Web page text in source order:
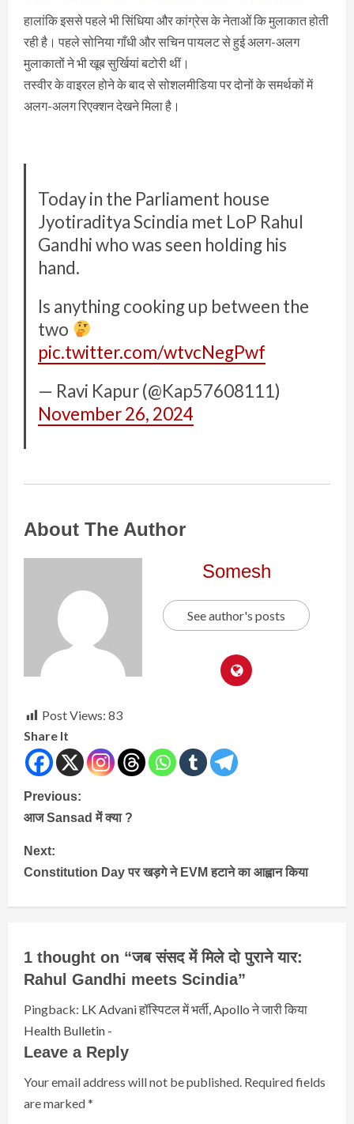
हालांकि इससे पहले भी सिंधिया और कांग्रेस के नेताओं कि मुलाकात होती
रही है। पहले सोनिया गाँधी और सचिन पायलट से हुई अलग-अलग
मुलाकातों ने भी खूब सुर्खियां बटोरी थीं।
तस्वीर के वाइरल होने के बाद से सोशलमीडिया पर दोनों के समर्थकों में
अलग-अलग रिएक्शन देखने मिला है।
Today in the Parliament house
Jyotiraditya Scindia met LoP Rahul
Gandhi who was seen holding his
hand.
Is anything cooking up between the
two
pic.twitter.com/wtvcNegPwf
— Ravi Kapur (@Kap57608111)
November 26, 2024
About The Author
Somesh
See author's posts
Post Views: 83
Share It
Continue
Previous:
आज Sansad में क्या ?
Next:
Constitution Day पर खड़गे ने EVM हटाने का आह्वान किया
1 thought on “जब संसद में मिले दो पुराने यार:
Rahul Gandhi meets Scindia”
Pingback: LK Advani हॉस्पिटल में भर्ती, Apollo ने जारी किया
Health Bulletin -
Leave a Reply
Your email address will not be published. Required fields
are marked*